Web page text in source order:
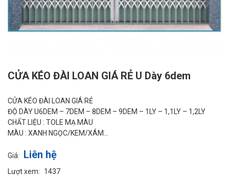
CỬA KÉO ĐÀI LOAN GIÁ RẺ U Dày 6dem
CỬA KÉO ĐÀI LOAN GIÁ RẺ
ĐỘ DÀY U6DEM – 7DEM – 8DEM – 9DEM – 1LY – 1,1LY – 1,2LY
CHẤT LIỆU : TOLE MẠ MÀU
MÀU : XANH NGỌC/KEM/XÁM…
Giá: Liên hệ
Lượt xem: 1437